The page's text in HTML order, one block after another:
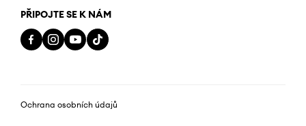
PŘIPOJTE SE K NÁM
Ochrana osobních údajů